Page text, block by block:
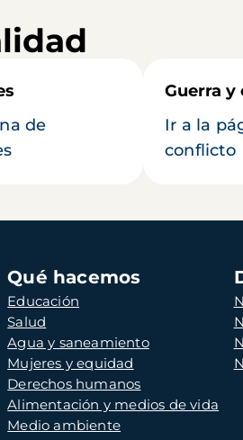
de
Guerra
Ir a la
conflicto
Qué hacemos
Educación
Salud
Agua y saneamiento
Mujeres y equidad
Derechos humanos
Alimentación y medios de vida
Medio ambiente